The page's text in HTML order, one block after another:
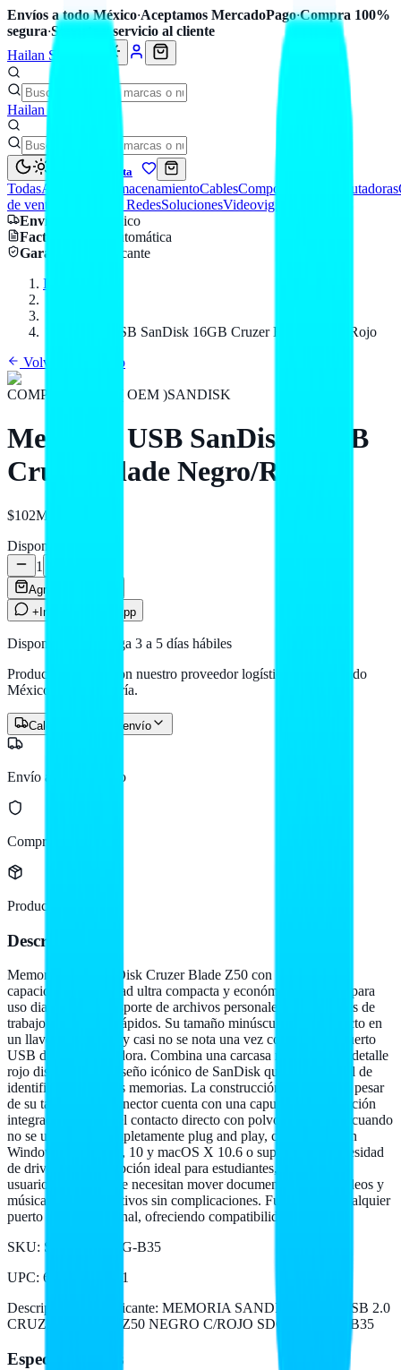
Envíos a todo México·Aceptamos MercadoPago·Compra 100%
segura·Soporte y servicio al cliente
Hailan Store
Hailan Store
Mi cuenta
TodasAccesorios AlmacenamientoCablesComponentes Computadoras
de venta
Seguridad y RedesSolucionesVideovigilancia
Envío
a todo México
Factura CFDI
automática
Garantía
de fabricante
Inicio
Memoria USB SanDisk 16GB Cruzer Blade Negro/Rojo
Volver al catálogo
COMPONENTES ( OEM )SANDISK
Memoria USB SanDisk 16GB
Cruzer Blade Negro/Rojo
$102MXN
Disponible
1
Agregar al carrito
+Info por WhatsApp
Disponible — entrega 3 a 5 días hábiles
Producto en stock con nuestro proveedor logístico. Llega a todo
México por paquetería.
Calcular costo de envío
Envío a todo México
Compra protegida
Producto original
Descripción
Memoria USB SanDisk Cruzer Blade Z50 con 16 GB de
capacidad, una unidad ultra compacta y económica diseñada para
uso diario en el transporte de archivos personales, documentos de
trabajo y respaldos rápidos. Su tamaño minúsculo cabe perfecto en
un llavero o bolsillo y casi no se nota una vez conectada al puerto
USB de la computadora. Combina una carcasa negra con un detalle
rojo distintivo, un diseño icónico de SanDisk que la hace fácil de
identificar entre otras memorias. La construcción es robusta a pesar
de su tamaño y el conector cuenta con una capucha de protección
integrada que evita el contacto directo con polvo y partículas cuando
no se utiliza. Es completamente plug and play, compatible con
Windows Vista, 7, 8, 10 y macOS X 10.6 o superior, sin necesidad
de drivers. Es una opción ideal para estudiantes, oficinistas y
usuarios casuales que necesitan mover documentos, fotos, videos y
música entre dispositivos sin complicaciones. Funciona en cualquier
puerto USB tradicional, ofreciendo compatibilidad universal.
SKU: SDCZ50-016G-B35
UPC: 619659000431
Descripción del fabricante: MEMORIA SANDISK 16GB USB 2.0
CRUZER BLADE Z50 NEGRO C/ROJO SDCZ50-016G-B35
Especificaciones